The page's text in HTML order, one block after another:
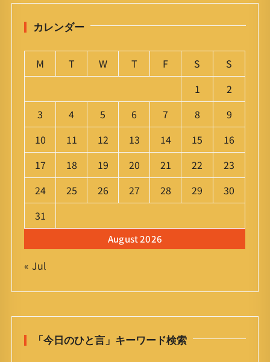
カレンダー
August 2026
M T W T F S
S
1
2
3
4 5 6 7 8
9
10
11 12 13 14 15
16
17
18 19 20 21 22
23
24
25 26 27 28 29
30
31
« Jul
「今日のひと言」キーワード検索